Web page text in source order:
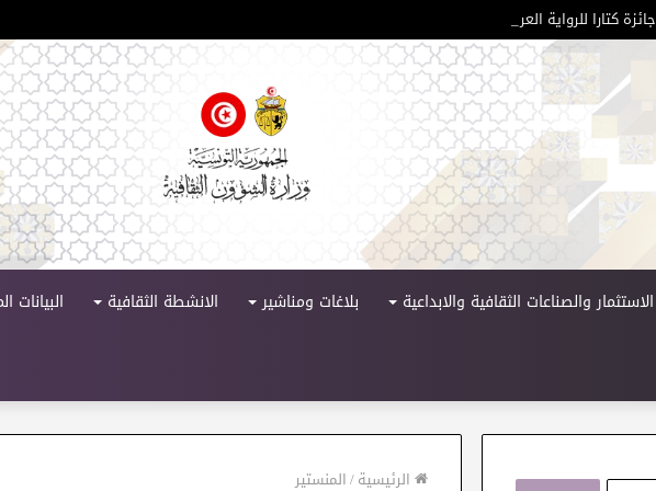
جائزة كتارا للرواية العربية – الدورة 11
الاستثمار والصناعات الثقافية والابداعية بلاغات ومناشير الانشطة الثقافية البيانات
الرئيسية/المنستير